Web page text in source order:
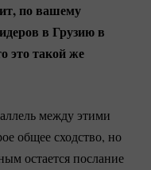
по вашему
в Грузию в
это такой же
между этими
общее сходство, но
остается послание